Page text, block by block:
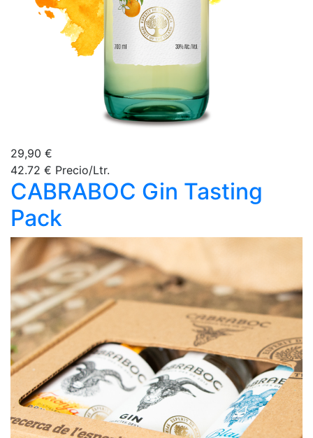
29,90 €
42.72 € Precio/Ltr.
CABRABOC Gin Tasting
Pack